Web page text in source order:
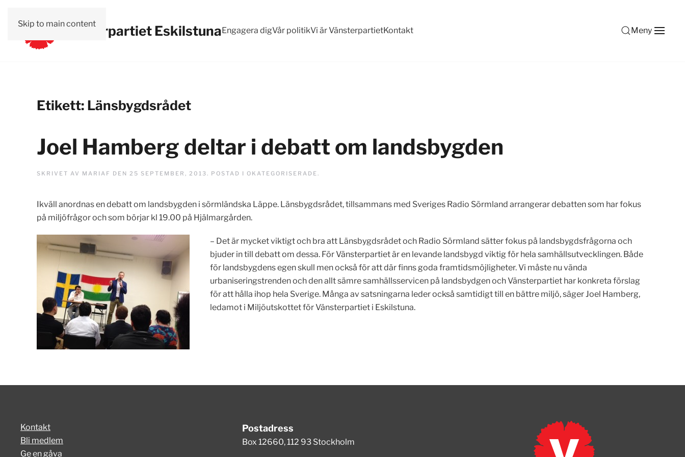
Skip to main contentVänsterpartiet EskilstunaEngagera digVår politikVi är VänsterpartietKontakt Meny
Etikett: Länsbygdsrådet
Joel Hamberg deltar i debatt om landsbygden
SKRIVET AV MARIAF DEN 25 SEPTEMBER, 2013. POSTAD I OKATEGORISERADE.
Ikväll anordnas en debatt om landsbygden i sörmländska Läppe. Länsbygdsrådet, tillsammans med Sveriges Radio Sörmland arrangerar debatten som har fokus
på miljöfrågor och som börjar kl 19.00 på Hjälmargården.
– Det är mycket viktigt och bra att Länsbygdsrådet och Radio Sörmland sätter fokus på landsbygdsfrågorna och
bjuder in till debatt om dessa. För Vänsterpartiet är en levande landsbygd viktig för hela samhällsutvecklingen. Både
för landsbygdens egen skull men också för att där finns goda framtidsmöjligheter. Vi måste nu vända
urbaniseringstrenden och den allt sämre samhällsservicen på landsbydgen och Vänsterpartiet har konkreta förslag
för att hålla ihop hela Sverige. Många av satsningarna leder också samtidigt till en bättre miljö, säger Joel Hamberg,
ledamot i Miljöutskottet för Vänsterpartiet i Eskilstuna.
Kontakt
Bli medlem
Ge en gåva
Postadress
Box 12660, 112 93 Stockholm